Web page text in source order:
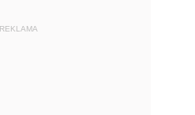
REKLAMA